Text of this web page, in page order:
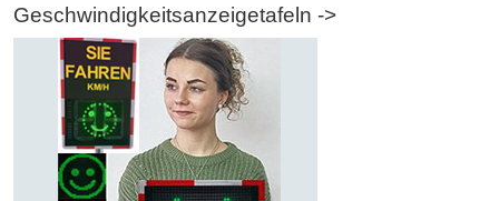
Geschwindigkeitsanzeigetafeln ->